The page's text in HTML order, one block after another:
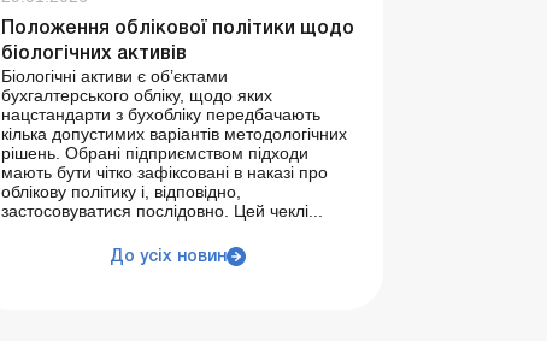
Положення облікової політики щодо
біологічних активів
Біологічні активи є об’єктами
бухгалтерського обліку, щодо яких
нацстандарти з бухобліку передбачають
кілька допустимих варіантів методологічних
рішень. Обрані підприємством підходи
мають бути чітко зафіксовані в наказі про
облікову політику і, відповідно,
застосовуватися послідовно. Цей чеклі...
До усіх новин